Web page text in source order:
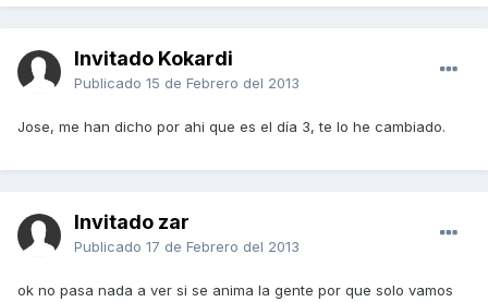
Invitado Kokardi
Publicado 15 de Febrero del 2013
Jose, me han dicho por ahi que es el día 3, te lo he cambiado.
Invitado zar
Publicado 17 de Febrero del 2013
ok no pasa nada a ver si se anima la gente por que solo vamos